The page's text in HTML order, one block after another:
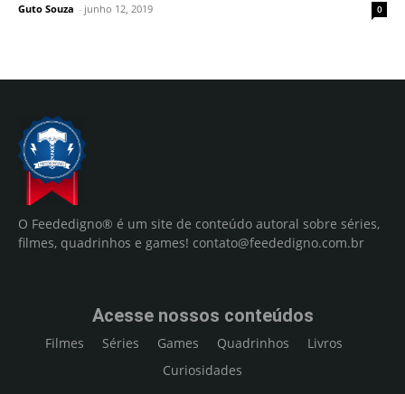
Guto Souza - junho 12, 2019 0
O Feededigno® é um site de conteúdo autoral sobre séries,
filmes, quadrinhos e games! contato@feededigno.com.br
Acesse nossos conteúdos
Filmes Séries Games Quadrinhos
Livros
Curiosidades